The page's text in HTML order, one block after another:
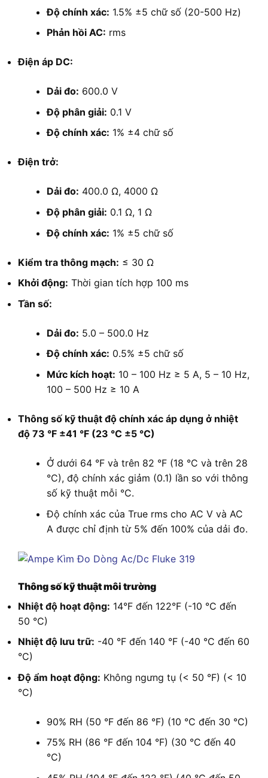
Độ chính xác: 1.5% ±5 chữ số (20-500 Hz)
Phản hồi AC: rms
Điện áp DC:
Dải đo: 600.0 V
Độ phân giải: 0.1 V
Độ chính xác: 1% ±4 chữ số
Điện trở:
Dải đo: 400.0 Ω, 4000 Ω
Độ phân giải: 0.1 Ω, 1 Ω
Độ chính xác: 1% ±5 chữ số
Kiểm tra thông mạch: ≤ 30 Ω
Khởi động: Thời gian tích hợp 100 ms
Tần số:
Dải đo: 5.0 – 500.0 Hz
Độ chính xác: 0.5% ±5 chữ số
Mức kích hoạt: 10 – 100 Hz ≥ 5 A, 5 – 10 Hz,
100 – 500 Hz ≥ 10 A
Thông số kỹ thuật độ chính xác áp dụng ở nhiệt
độ 73 °F ±41 °F (23 °C ±5 °C)
Ở dưới 64 °F và trên 82 °F (18 °C và trên 28
°C), độ chính xác giảm (0.1) lần so với thông
số kỹ thuật mỗi °C.
Độ chính xác của True rms cho AC V và AC
A được chỉ định từ 5% đến 100% của dải đo.
Thông số kỹ thuật môi trường
Nhiệt độ hoạt động: 14°F đến 122°F (-10 °C đến
50 °C)
Nhiệt độ lưu trữ: -40 °F đến 140 °F (-40 °C đến 60
°C)
Độ ẩm hoạt động: Không ngưng tụ (< 50 °F) (< 10
°C)
90% RH (50 °F đến 86 °F) (10 °C đến 30 °C)
75% RH (86 °F đến 104 °F) (30 °C đến 40
°C)